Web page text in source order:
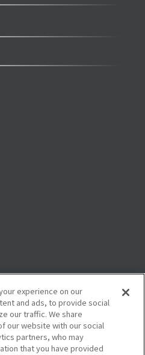
experience on our
and ads, to provide social
our traffic. We share
our website with our social
partners, who may
that you have provided